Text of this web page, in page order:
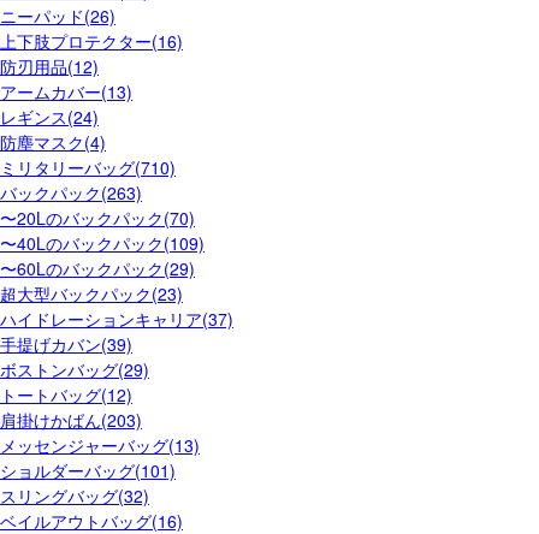
ニーパッド(26)
上下肢プロテクター(16)
防刃用品(12)
アームカバー(13)
レギンス(24)
防塵マスク(4)
ミリタリーバッグ(710)
バックパック(263)
〜20Lのバックパック(70)
〜40Lのバックパック(109)
〜60Lのバックパック(29)
超大型バックパック(23)
ハイドレーションキャリア(37)
手提げカバン(39)
ボストンバッグ(29)
トートバッグ(12)
肩掛けかばん(203)
メッセンジャーバッグ(13)
ショルダーバッグ(101)
スリングバッグ(32)
ベイルアウトバッグ(16)